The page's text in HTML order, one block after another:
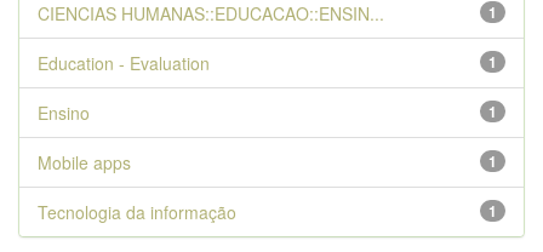
1
CIENCIAS HUMANAS::EDUCACAO::ENSIN...
1
Education - Evaluation
1
Ensino
1
Mobile apps
1
Tecnologia da informação